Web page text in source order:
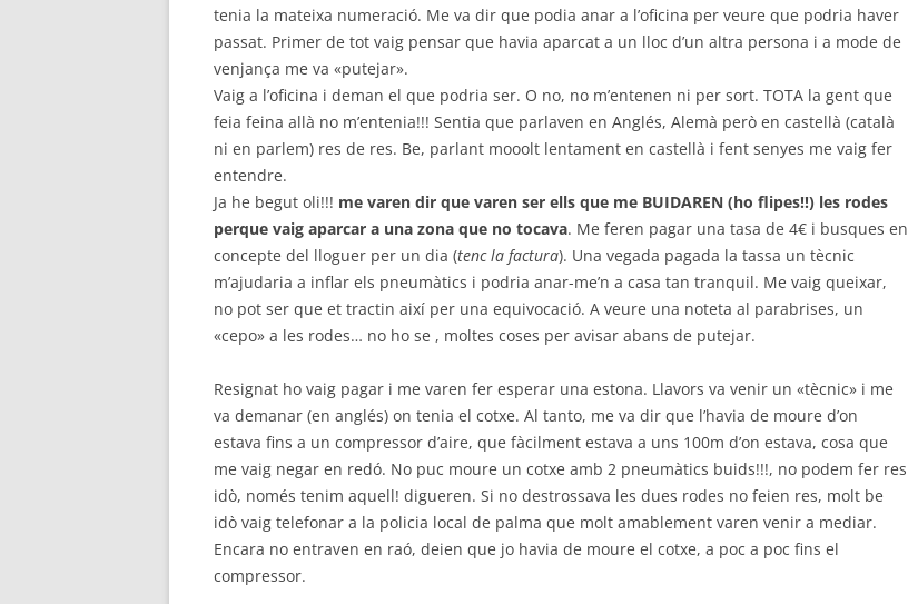
tenia la mateixa numeració. Me va dir que podia anar a l’oficina per veure que podria haver
passat. Primer de tot vaig pensar que havia aparcat a un lloc d’un altra persona i a mode de
venjança me va «putejar».
Vaig a l’oficina i deman el que podria ser. O no, no m’entenen ni per sort. TOTA la gent que
feia feina allà no m’entenia!!! Sentia que parlaven en Anglés, Alemà però en castellà (català
ni en parlem) res de res. Be, parlant mooolt lentament en castellà i fent senyes me vaig fer
entendre.
Ja he begut oli!!! me varen dir que varen ser ells que me BUIDAREN (ho flipes!!) les rodes
perque vaig aparcar a una zona que no tocava. Me feren pagar una tasa de 4€ i busques en
concepte del lloguer per un dia (tenc la factura). Una vegada pagada la tassa un tècnic
m’ajudaria a inflar els pneumàtics i podria anar-me’n a casa tan tranquil. Me vaig queixar,
no pot ser que et tractin així per una equivocació. A veure una noteta al parabrises, un
«cepo» a les rodes… no ho se , moltes coses per avisar abans de putejar.
Resignat ho vaig pagar i me varen fer esperar una estona. Llavors va venir un «tècnic» i me
va demanar (en anglés) on tenia el cotxe. Al tanto, me va dir que l’havia de moure d’on
estava fins a un compressor d’aire, que fàcilment estava a uns 100m d’on estava, cosa que
me vaig negar en redó. No puc moure un cotxe amb 2 pneumàtics buids!!!, no podem fer res
idò, només tenim aquell! digueren. Si no destrossava les dues rodes no feien res, molt be
idò vaig telefonar a la policia local de palma que molt amablement varen venir a mediar.
Encara no entraven en raó, deien que jo havia de moure el cotxe, a poc a poc fins el
compressor.